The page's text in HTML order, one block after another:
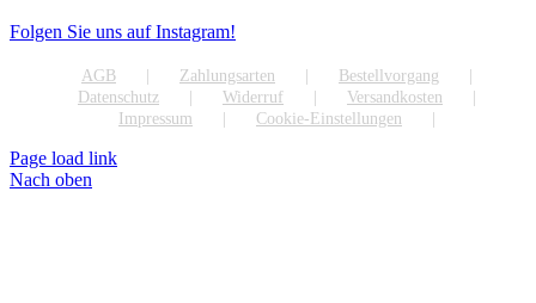
Folgen Sie uns auf Instagram!
AGB Zahlungsarten
Bestellvorgang
Datenschutz
Widerruf
Versandkosten
Impressum
Cookie-Einstellungen
Page load link
Nach oben